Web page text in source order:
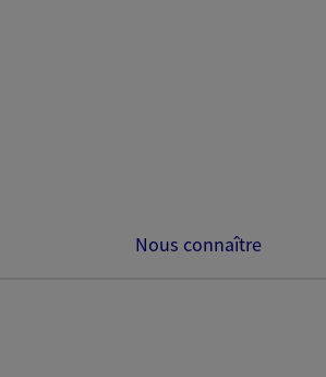
Nous connaître